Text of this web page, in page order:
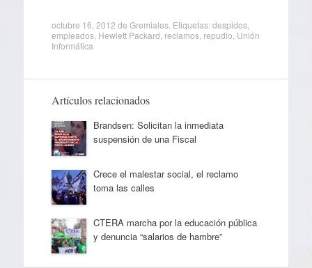
octubre 16, 2012 de Gremiales. Etiquetas:despidos,
empleados, Hewlett Packard reclamos, repudio Unión
Informática
Artículos relacionados
Brandsen: Solicitan la inmediata
suspensión de una Fiscal
Crece el malestar social, el reclamo
toma las calles
CTERA marcha por la educación pública
y denuncia “salarios de hambre”